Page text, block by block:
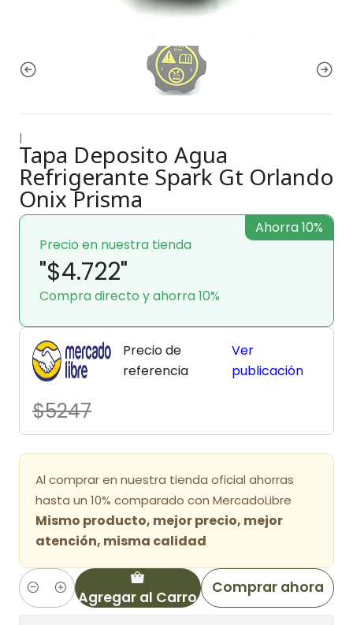
|
Tapa Deposito Agua
Refrigerante Spark Gt Orlando
Onix Prisma
Precio en nuestra tienda
"$4.722"
Compra directo y ahorra 10%
Ahorra 10%
Precio de
referencia
$5247
Ver
publicación
Al comprar en nuestra tienda oficial ahorras
hasta un 10% comparado con MercadoLibre
Mismo producto, mejor precio, mejor
atención, misma calidad
Cantidad Agregar al Carro
Comprar ahora